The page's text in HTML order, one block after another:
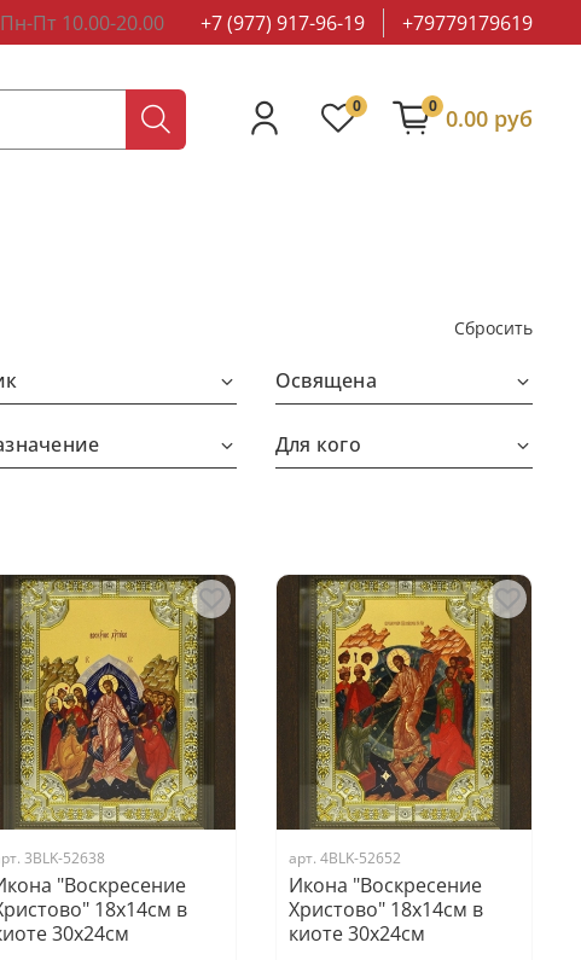
Пн-Пт 10.00-20.00 +7 (977) 917-96-19 +79779179619
0 0 0.00 руб
Сбросить
Освящена
Для кого
3BLK-52638
"Воскресение
18х14см в
30х24см
арт. 4BLK-52652
Икона "Воскресение
Христово" 18х14см в
киоте 30х24см